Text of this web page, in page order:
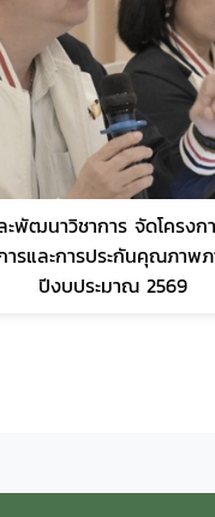
ะพัฒนาวิชาการ จัดโครงก
รและการประกันคุณภาพภ
ปีงบประมาณ 2569